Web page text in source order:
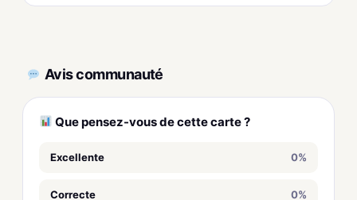
Avis communauté
Que pensez-vous de cette carte ?
Excellente 0%
Correcte 0%